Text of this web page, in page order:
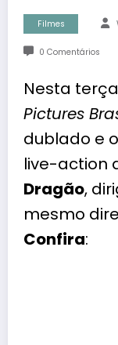
Filmes
0 Comentários
Nesta
Pictures
dublado e
live-action
Dragão,
mesmo
Confira: